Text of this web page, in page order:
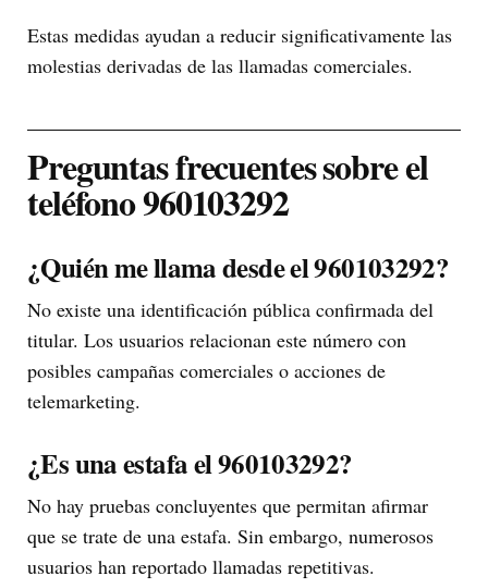
Estas medidas ayudan a reducir significativamente las
molestias derivadas de las llamadas comerciales.
Preguntas frecuentes sobre el
teléfono 960103292
¿Quién me llama desde el 960103292?
No existe una identificación pública confirmada del
titular. Los usuarios relacionan este número con
posibles campañas comerciales o acciones de
telemarketing.
¿Es una estafa el 960103292?
No hay pruebas concluyentes que permitan afirmar
que se trate de una estafa. Sin embargo, numerosos
usuarios han reportado llamadas repetitivas.